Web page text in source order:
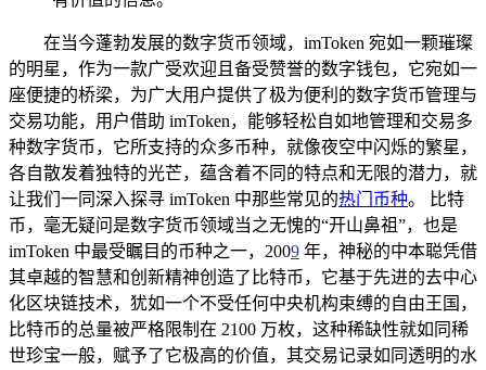
在当今蓬勃发展的数字货币领域，imToken 宛如一颗璀璨
的明星，作为一款广受欢迎且备受赞誉的数字钱包，它宛如一
座便捷的桥梁，为广大用户提供了极为便利的数字货币管理与
交易功能，用户借助 imToken，能够轻松自如地管理和交易多
种数字货币，它所支持的众多币种，就像夜空中闪烁的繁星，
各自散发着独特的光芒，蕴含着不同的特点和无限的潜力，就
让我们一同深入探寻 imToken 中那些常见的热门币种。 比特
币，毫无疑问是数字货币领域当之无愧的“开山鼻祖”，也是
imToken 中最受瞩目的币种之一，2009 年，神秘的中本聪凭借
其卓越的智慧和创新精神创造了比特币，它基于先进的去中心
化区块链技术，犹如一个不受任何中央机构束缚的自由王国，
比特币的总量被严格限制在 2100 万枚，这种稀缺性就如同稀
世珍宝一般，赋予了它极高的价值，其交易记录如同透明的水